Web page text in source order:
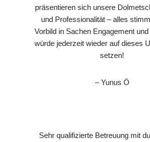
präsentieren sich unsere
und Professionalität – alles
Vorbild in Sachen Engagement
würde jederzeit wieder auf dieses
setzen!
– Yunus Ö
Sehr qualifizierte Betreuung mit